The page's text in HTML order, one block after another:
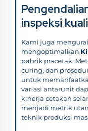
inspeksi
Kami juga
mengoptimalkan
pabrik pracetak.
curing, dan
untuk
variasi antarunit
kinerja cetakan
menjadi metrik
teknik produksi